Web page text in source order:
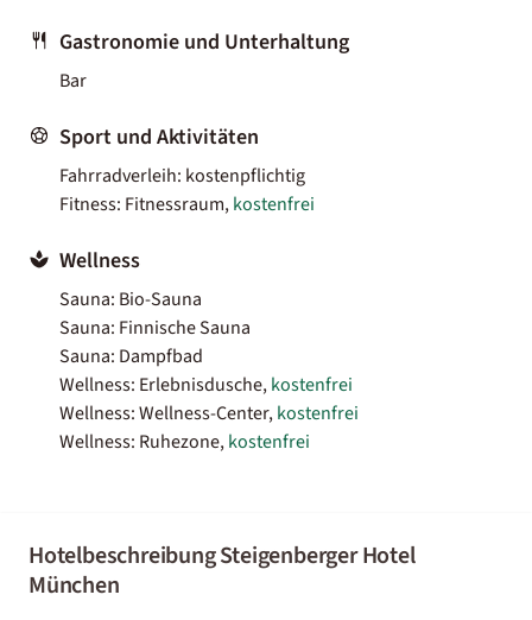
Gastronomie und Unterhaltung
Bar
Sport und Aktivitäten
Fahrradverleih: kostenpflichtig
Fitness: Fitnessraum,kostenfrei
Wellness
Sauna: Bio-Sauna
Sauna: Finnische Sauna
Sauna: Dampfbad
Wellness: Erlebnisdusche,kostenfrei
Wellness: Wellness-Center,kostenfrei
Wellness: Ruhezone,kostenfrei
Hotelbeschreibung Steigenberger Hotel
München